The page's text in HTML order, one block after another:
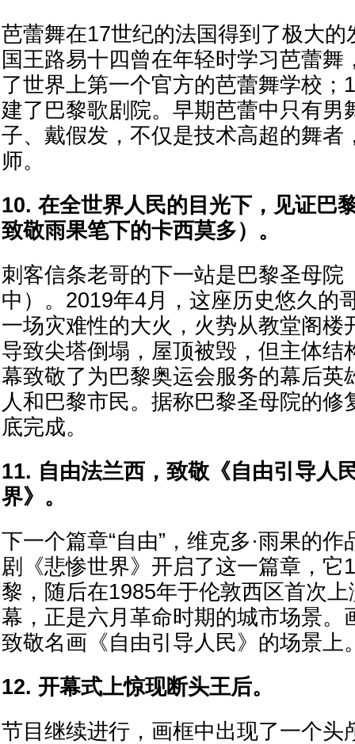
芭蕾舞在17世纪的法国得到了极大的
国王路易十四曾在年轻时学习芭蕾舞
了世界上第一个官方的芭蕾舞学校；
建了巴黎歌剧院。早期芭蕾中只有男
子、戴假发，不仅是技术高超的舞者
师。
10. 在全世界人民的目光下，见证巴
致敬雨果笔下的卡西莫多）。
刺客信条老哥的下一站是巴黎圣母院
中）。2019年4月，这座历史悠久的
一场灾难性的大火，火势从教堂阁楼
导致尖塔倒塌，屋顶被毁，但主体结
幕致敬了为巴黎奥运会服务的幕后英
人和巴黎市民。据称巴黎圣母院的修
底完成。
11. 自由法兰西，致敬《自由引导人
界》。
下一个篇章“自由”，维克多·雨果的
剧《悲惨世界》开启了这一篇章，它
黎，随后在1985年于伦敦西区首次上
幕，正是六月革命时期的城市场景。
致敬名画《自由引导人民》的场景上
12. 开幕式上惊现断头王后。
节目继续进行，画框中出现了一个头